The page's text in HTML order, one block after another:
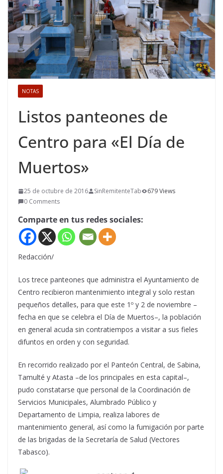
NOTAS
Listos panteones de
Centro para «El Día de
Muertos»
25 de octubre de 2016 SinRemitenteTab
679 Views
0 Comments
Comparte en tus redes sociales:
Redacción/
Los trece panteones que administra el Ayuntamiento de
Centro recibieron mantenimiento integral y solo restan
pequeños detalles, para que este 1º y 2 de noviembre –
fecha en que se celebra el Día de Muertos–, la población
en general acuda sin contratiempos a visitar a sus fieles
difuntos en orden y con seguridad.
En recorrido realizado por el Panteón Central, de Sabina,
Tamulté y Atasta –de los principales en esta capital–,
pudo constatarse que personal de la Coordinación de
Servicios Municipales, Alumbrado Público y
Departamento de Limpia, realiza labores de
mantenimiento general, así como la fumigación por parte
de las brigadas de la Secretaría de Salud (Vectores
Tabasco).